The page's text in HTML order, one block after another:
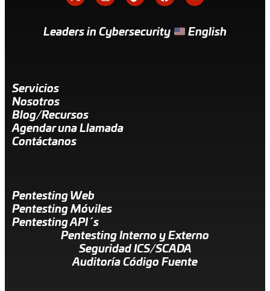
Leaders in Cybersecurity English
Servicios
Nosotros
Blog/Recursos
Agendar una Llamada
Contáctanos
Pentesting Web
Pentesting Móviles
Pentesting API´s
Pentesting Interno y Externo
Seguridad ICS/SCADA
Auditoría Código Fuente